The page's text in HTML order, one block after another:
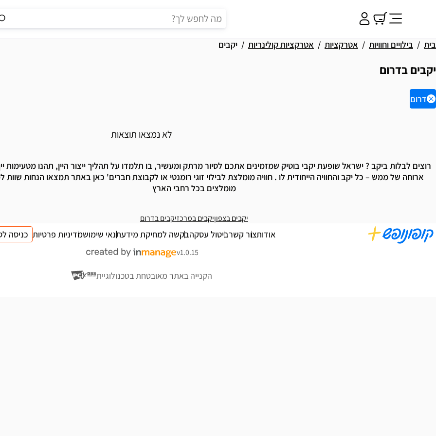
בית בילויים וחוויות אטרקציות אטרקציות קולינריות יקבים
יקבים בדרום
דרום
לא נמצאו תוצאות
רוצים לבלות ביקב ? ישראל שופעת יקבי בוטיק שמזמינים אתכם לסיור מרתק ומעשיר, בו תלמדו על תהליך ייצור היין, תהנו מטעימות
ארוחה של ממש – כל יקב והחוויה הייחודית לו . חוויה מומלצת לבילוי זוגי רומנטי או לקבוצת חברים' כאן באתר תמצאו הנחות שוות
מומלצים בכל רחבי הארץ
יקבים בצפוןיקבים במרכזיקבים בדרום
אודותצור קשרביטול עסקהבקשה למחיקת מידעתנאי שימושמדיניות פרטיות כניסה
v1.0.15
הקנייה באתר מאובטחת בטכנולוגיית